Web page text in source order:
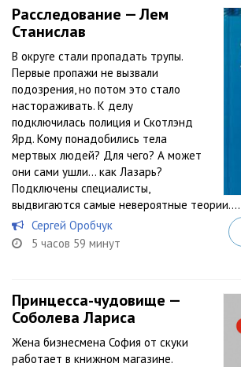
Расследование — Лем
Станислав
В округе стали пропадать трупы.
Первые пропажи не вызвали
подозрения, но потом это стало
настораживать. К делу
подключилась полиция и Скотлэнд
Ярд. Кому понадобились тела
мертвых людей? Для чего? А может
они сами ушли… как Лазарь?
Подключены специалисты,
выдвигаются самые невероятные теории....
Сергей Оробчук
5 часов 59 минут
Принцесса-чудовище —
Соболева Лариса
Жена бизнесмена София от скуки
работает в книжном магазине.